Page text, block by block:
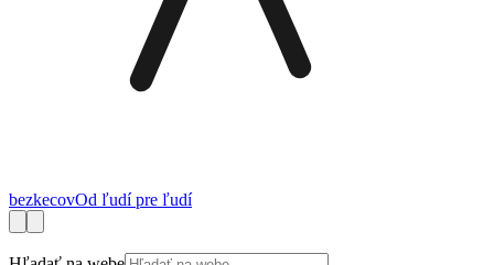
bezkecovOd ľudí pre ľudí